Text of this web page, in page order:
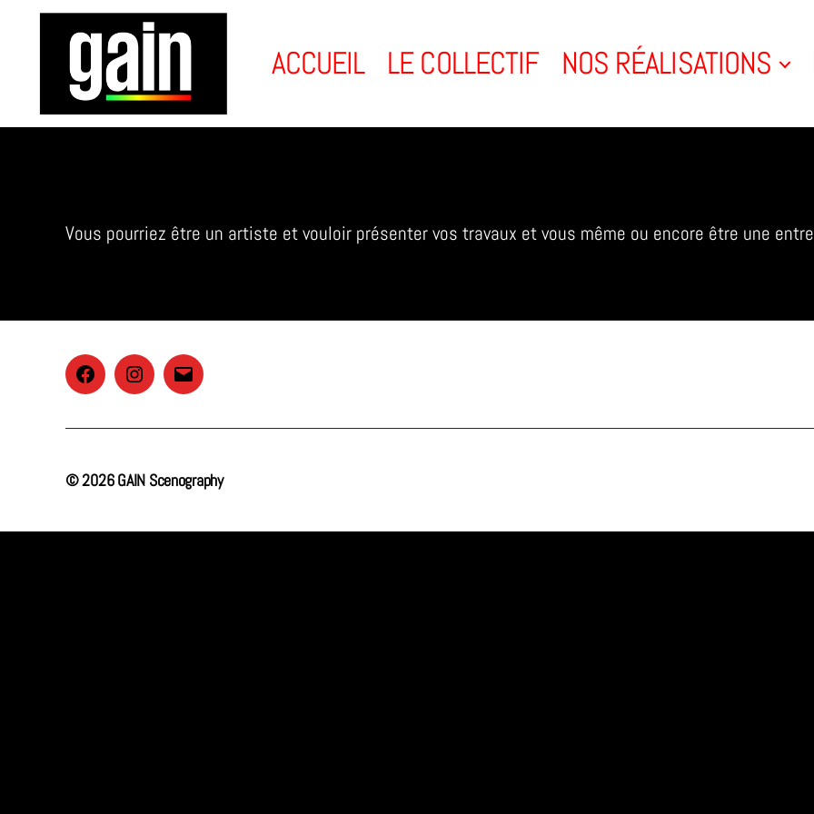
GAIN
ACCUEIL LE COLLECTIF NOS RÉALISATIONS
Vous pourriez être un artiste et vouloir présenter vos travaux et vous même ou encore être une
FacebookInstagram
E-
© 2026GAIN Scenography